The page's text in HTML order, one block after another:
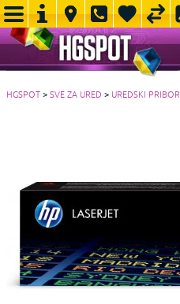
HGSPOT>SVE ZA URED > UREDSKI PRIBOR